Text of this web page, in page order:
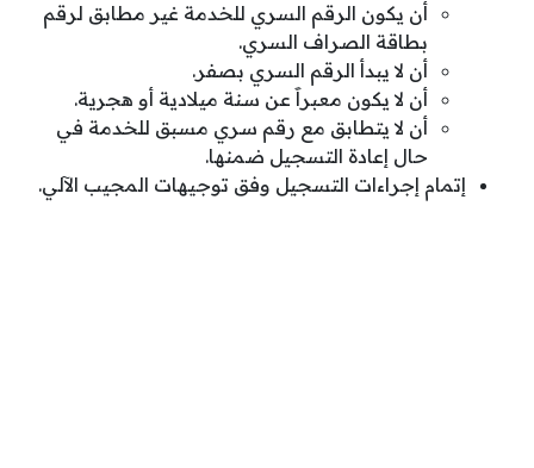
أن يكون الرقم السري للخدمة غير مطابق لرقم
بطاقة الصراف السري.
أن لا يبدأ الرقم السري بصفر.
أن لا يكون معبراََ عن سنة ميلادية أو هجرية.
أن لا يتطابق مع رقم سري مسبق للخدمة في
حال إعادة التسجيل ضمنها.
إتمام إجراءات التسجيل وفق توجيهات المجيب الآلي.